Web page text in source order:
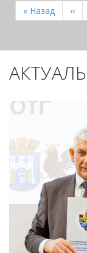
СТОРІНКИ
Перша
сторінка
« Назад ‹‹